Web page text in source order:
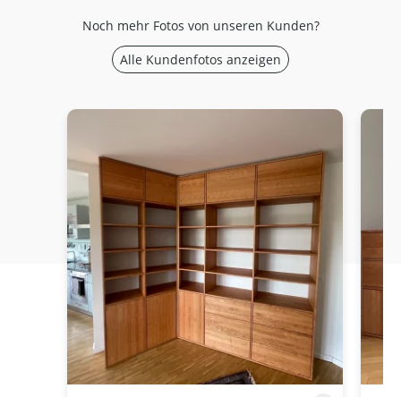
Noch mehr Fotos von unseren Kunden?
Alle Kundenfotos anzeigen